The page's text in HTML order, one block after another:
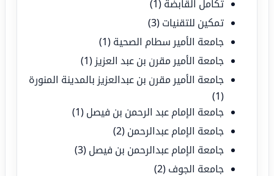
تكامل القابضة (1)
تمكين للتقنيات (3)
جامعة الأمير سطام الصحية (1)
جامعة الأمير مقرن بن عبد العزيز (1)
جامعة الأمير مقرن بن عبدالعزيز بالمدينة المنورة
(1)
جامعة الإمام عبد الرحمن بن فيصل (1)
جامعة الإمام عبدالرحمن (2)
جامعة الإمام عبدالرحمن بن فيصل (3)
جامعة الجوف (2)